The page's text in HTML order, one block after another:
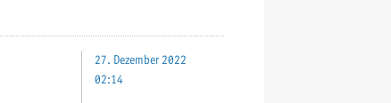
27. Dezember 2022
02:14